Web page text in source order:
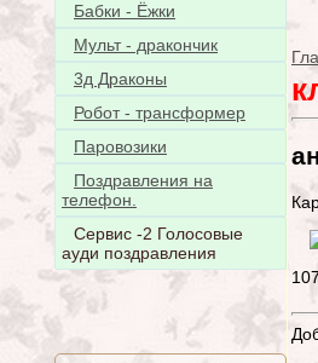
Бабки - Ёжки
Мульт - дракончик
3д Драконы
Робот - трансформер
Паровозики
Поздравления на
телефон.
Сервис -2 Голосовые
ауди поздравления